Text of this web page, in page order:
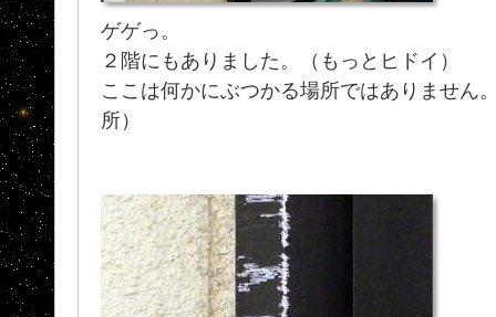
ゲゲっ。
２階にもありました。（もっとヒドイ）
ここは何かにぶつかる場所ではありません
所）